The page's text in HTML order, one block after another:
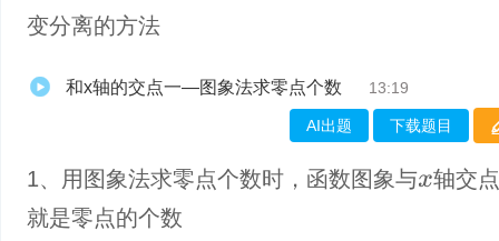
变分离的方法
和x轴的交点一—图象法求零点个数 13:19
AI出题 下载题目
1、​用图象法求零点个数时，函数图象与x 轴交
就是零点的个数